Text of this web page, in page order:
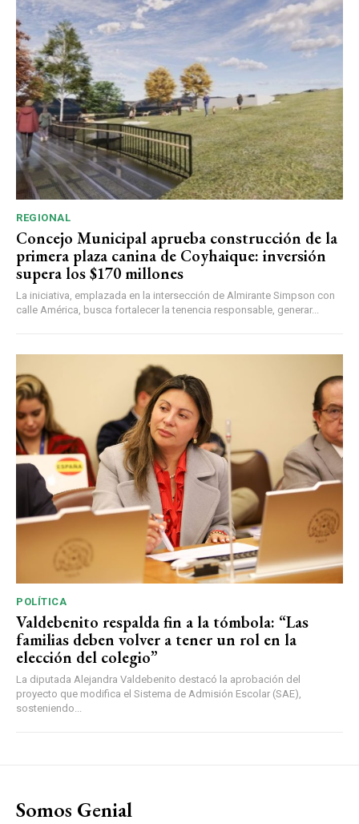
REGIONAL
Concejo Municipal aprueba construcción de la
primera plaza canina de Coyhaique: inversión
supera los $170 millones
La iniciativa, emplazada en la intersección de Almirante Simpson con
calle América, busca fortalecer la tenencia responsable, generar...
POLÍTICA
Valdebenito respalda fin a la tómbola: “Las
familias deben volver a tener un rol en la
elección del colegio”
La diputada Alejandra Valdebenito destacó la aprobación del
proyecto que modifica el Sistema de Admisión Escolar (SAE),
sosteniendo...
Somos Genial